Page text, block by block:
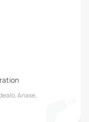
Ariase,